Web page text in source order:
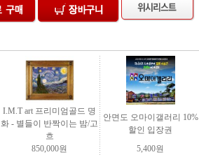
I.M.T art 프리미엄골드 명
화 - 별들이 반짝이는 밤/고
흐
안면도 오마이갤러리 10%
할인 입장권
850,000원 5,400원